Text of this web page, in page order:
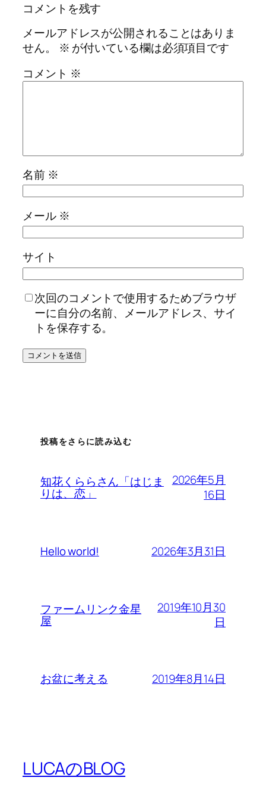
コメントを残す
メールアドレスが公開されることはありま
せん。
※ が付いている欄は必須項目です
コメント ※
名前 ※
メール ※
サイト
次回のコメントで使用するためブラウザ
ーに自分の名前、メールアドレス、サイ
トを保存する。
投稿をさらに読み込む
知花くららさん「はじま
りは、恋」
2026年5月
16日
Hello world! 2026年3月31日
ファームリンク金星
屋
2019年10月30
日
お盆に考える 2019年8月14日
LUCAのBLOG